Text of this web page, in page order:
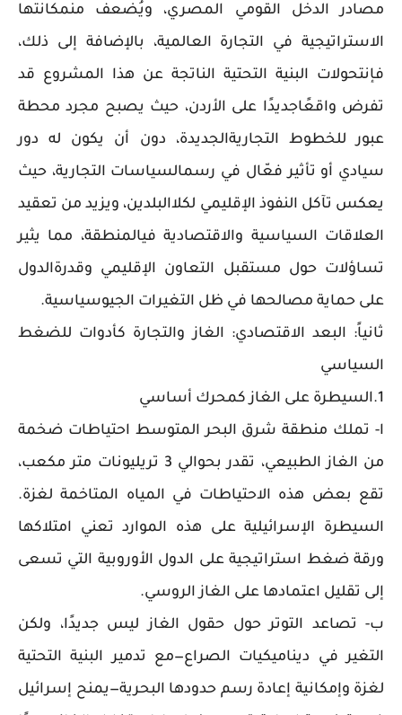
مصادر الدخل القومي المصري، ويُضعف منمكانتها
الاستراتيجية في التجارة العالمية، بالإضافة إلى ذلك،
فإنتحولات البنية التحتية الناتجة عن هذا المشروع قد
تفرض واقعًاجديدًا على الأردن، حيث يصبح مجرد محطة
عبور للخطوط التجاريةالجديدة، دون أن يكون له دور
سيادي أو تأثير فعّال في رسمالسياسات التجارية، حيث
يعكس تآكل النفوذ الإقليمي لكلاالبلدين، ويزيد من تعقيد
العلاقات السياسية والاقتصادية فيالمنطقة، مما يثير
تساؤلات حول مستقبل التعاون الإقليمي وقدرةالدول
على حماية مصالحها في ظل التغيرات الجيوسياسية.
ثانياً: البعد الاقتصادي: الغاز والتجارة كأدوات للضغط
السياسي
1.السيطرة على الغاز كمحرك أساسي
ا- تملك منطقة شرق البحر المتوسط احتياطات ضخمة
من الغاز الطبيعي، تقدر بحوالي 3 تريليونات متر مكعب،
تقع بعض هذه الاحتياطات في المياه المتاخمة لغزة.
السيطرة الإسرائيلية على هذه الموارد تعني امتلاكها
ورقة ضغط استراتيجية على الدول الأوروبية التي تسعى
إلى تقليل اعتمادها على الغاز الروسي.
ب- تصاعد التوتر حول حقول الغاز ليس جديدًا، ولكن
التغير في ديناميكيات الصراع—مع تدمير البنية التحتية
لغزة وإمكانية إعادة رسم حدودها البحرية—يمنح إسرائيل